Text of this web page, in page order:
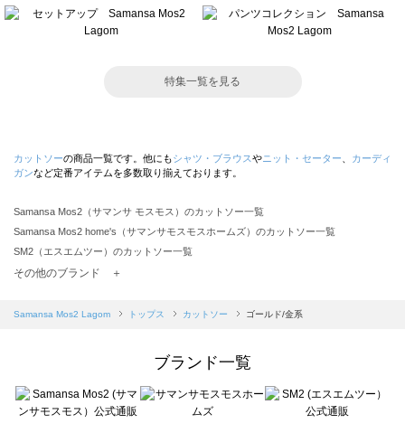
特集一覧を見る
カットソーの商品一覧です。他にもシャツ・ブラウスやニット・セーター
カーディ
ガンなど定番アイテムを多数取り揃えております。
Samansa Mos2（サマンサ モスモス）のカットソー一覧
Samansa Mos2 home's（サマンサモスモスホームズ）のカットソー一覧
SM2（エスエムツー）のカットソー一覧
TSUHARU by Samansa Mos2（ツハルバイサマンサモスモス）のカットソー一覧
Samansa Mos2 blue（サマンサモスモス ブルー）のカットソー一覧
sō4ū（ソウフォーユー）のカットソー一覧
Te chichi（テチチ）のカットソー一覧
Te chichi CLASSIC（テチチ クラシック）のカットソー一覧
その他のブランド ＋
Samansa Mos2 Lagom トップス カットソー ゴールド/金系
ブランド一覧